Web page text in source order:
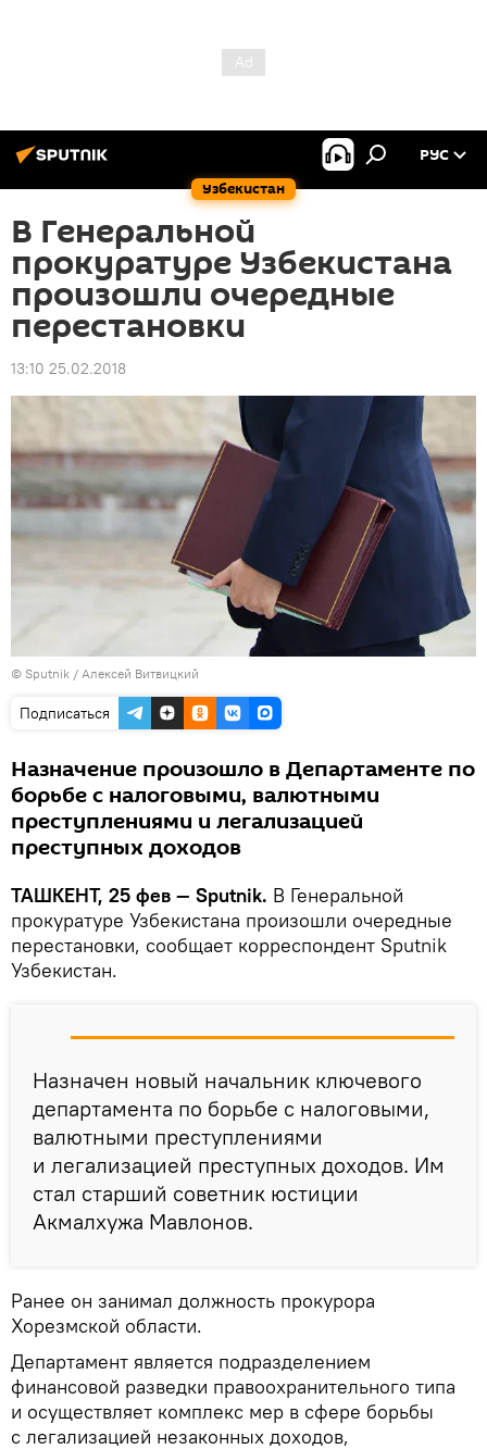
Узбекистан
РУС
В Генеральной
прокуратуре Узбекистана
произошли очередные
перестановки
13:10 25.02.2018
© Sputnik / Алексей Витвицкий
Подписаться
Назначение произошло в Департаменте по
борьбе с налоговыми, валютными
преступлениями и легализацией
преступных доходов
ТАШКЕНТ, 25 фев — Sputnik. В Генеральной
прокуратуре Узбекистана произошли очередные
перестановки, сообщает корреспондент Sputnik
Узбекистан.
Назначен новый начальник ключевого
департамента по борьбе с налоговыми,
валютными преступлениями
и легализацией преступных доходов. Им
стал старший советник юстиции
Акмалхужа Мавлонов.
Ранее он занимал должность прокурора
Хорезмской области.
Департамент является подразделением
финансовой разведки правоохранительного типа
и осуществляет комплекс мер в сфере борьбы
с легализацией незаконных доходов,